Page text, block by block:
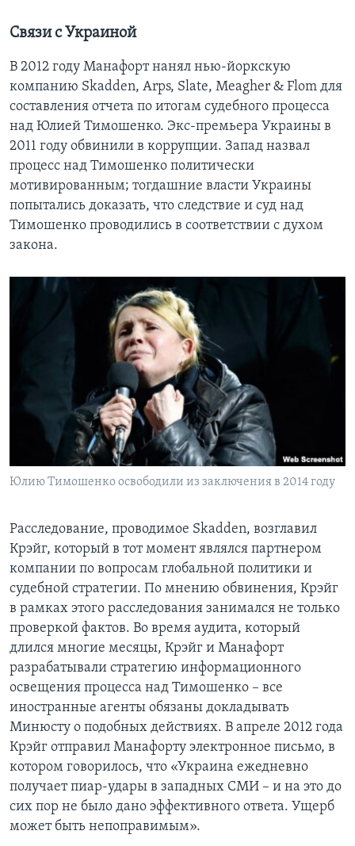
Связи с Украиной
В 2012 году Манафорт нанял нью-йоркскую
компанию Skadden, Arps, Slate, Meagher & Flom для
составления отчета по итогам судебного процесса
над Юлией Тимошенко. Экс-премьера Украины в
2011 году обвинили в коррупции. Запад назвал
процесс над Тимошенко политически
мотивированным; тогдашние власти Украины
попытались доказать, что следствие и суд над
Тимошенко проводились в соответствии с духом
закона.
Юлию Тимошенко освободили из заключения в 2014 году
Расследование, проводимое Skadden, возглавил
Крэйг, который в тот момент являлся партнером
компании по вопросам глобальной политики и
судебной стратегии. По мнению обвинения, Крэйг
в рамках этого расследования занимался не только
проверкой фактов. Во время аудита, который
длился многие месяцы, Крэйг и Манафорт
разрабатывали стратегию информационного
освещения процесса над Тимошенко – все
иностранные агенты обязаны докладывать
Минюсту о подобных действиях. В апреле 2012 года
Крэйг отправил Манафорту электронное письмо, в
котором говорилось, что «Украина ежедневно
получает пиар-удары в западных СМИ – и на это до
сих пор не было дано эффективного ответа. Ущерб
может быть непоправимым».